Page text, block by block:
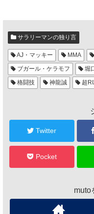
サラリーマンの独り言
AJ・マッキー MMA
ブガール・ケラモフ
堀
格闘技
神龍誠 超
Twitter
Pocket
muto